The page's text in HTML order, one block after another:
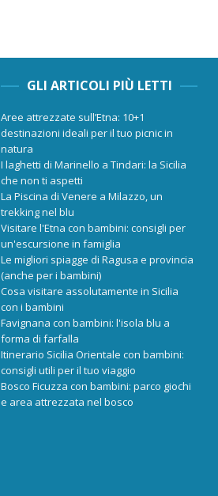
GLI ARTICOLI PIÙ LETTI
Aree attrezzate sull’Etna: 10+1
destinazioni ideali per il tuo picnic in
natura
I laghetti di Marinello a Tindari: la Sicilia
che non ti aspetti
La Piscina di Venere a Milazzo, un
trekking nel blu
Visitare l'Etna con bambini: consigli per
un'escursione in famiglia
Le migliori spiagge di Ragusa e provincia
(anche per i bambini)
Cosa visitare assolutamente in Sicilia
con i bambini
Favignana con bambini: l'isola blu a
forma di farfalla
Itinerario Sicilia Orientale con bambini:
consigli utili per il tuo viaggio
Bosco Ficuzza con bambini: parco giochi
e area attrezzata nel bosco